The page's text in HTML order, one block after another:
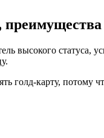
преимущества
высокого
голд-карту,